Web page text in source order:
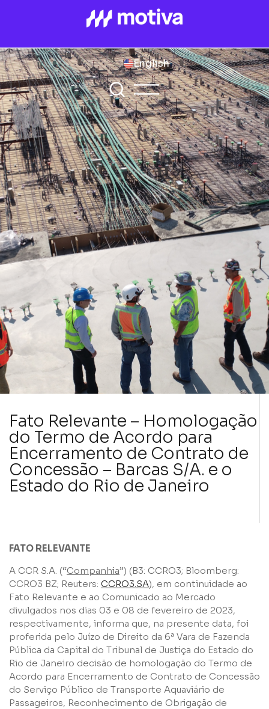
English
Fato Relevante – Homologação
do Termo de Acordo para
Encerramento de Contrato de
Concessão – Barcas S/A. e o
Estado do Rio de Janeiro
FATO RELEVANTE
A CCR S.A. (“Companhia”) (B3: CCRO3; Bloomberg:
CCRO3 BZ; Reuters: CCRO3.SA), em continuidade ao
Fato Relevante e ao Comunicado ao Mercado
divulgados nos dias 03 e 08 de fevereiro de 2023,
respectivamente, informa que, na presente data, foi
proferida pelo Juízo de Direito da 6ª Vara de Fazenda
Pública da Capital do Tribunal de Justiça do Estado do
Rio de Janeiro decisão de homologação do Termo de
Acordo para Encerramento de Contrato de Concessão
do Serviço Público de Transporte Aquaviário de
Passageiros, Reconhecimento de Obrigação de